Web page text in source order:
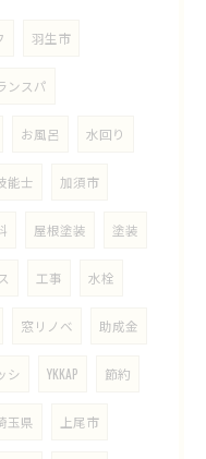
羽生市
ンスパ
お風呂 水回り
能士 加須市
屋根塗装 塗装
工事 水栓
窓リノベ 助成金
シ YKKAP 節約
玉県 上尾市